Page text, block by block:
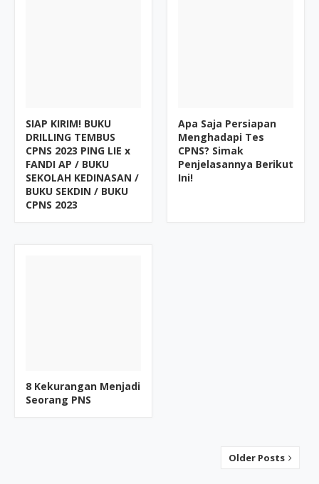
SIAP KIRIM! BUKU
DRILLING TEMBUS
CPNS 2023 PING LIE x
FANDI AP / BUKU
SEKOLAH KEDINASAN /
BUKU SEKDIN / BUKU
CPNS 2023
Apa Saja Persiapan
Menghadapi Tes
CPNS? Simak
Penjelasannya Berikut
Ini!
8 Kekurangan Menjadi
Seorang PNS
Older Posts